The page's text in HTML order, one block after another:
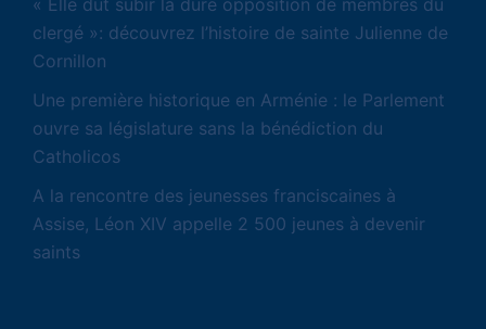
clergé »: découvrez l’histoire de sainte Julienne de
Cornillon
Une première historique en Arménie : le Parlement
ouvre sa législature sans la bénédiction du
Catholicos
A la rencontre des jeunesses franciscaines à
Assise, Léon XIV appelle 2 500 jeunes à devenir
saints